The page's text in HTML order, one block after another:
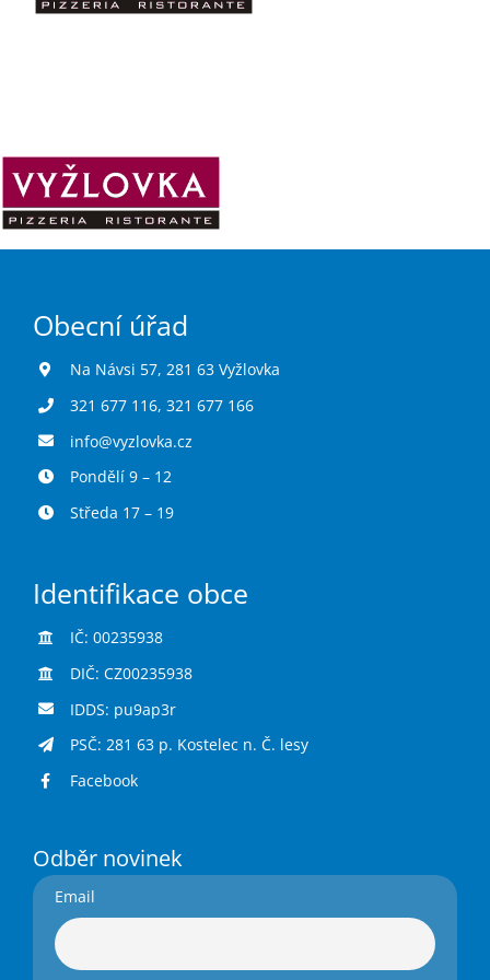
Koupaliště
Obecní úřad
Na Návsi 57, 281 63 Vyžlovka
321 677 116, 321 677 166
info@vyzlovka.cz
Pondělí 9 – 12
Středa 17 – 19
Identifikace obce
IČ: 00235938
DIČ: CZ00235938
IDDS: pu9ap3r
PSČ: 281 63 p. Kostelec n. Č. lesy
Facebook
Odběr novinek
Email